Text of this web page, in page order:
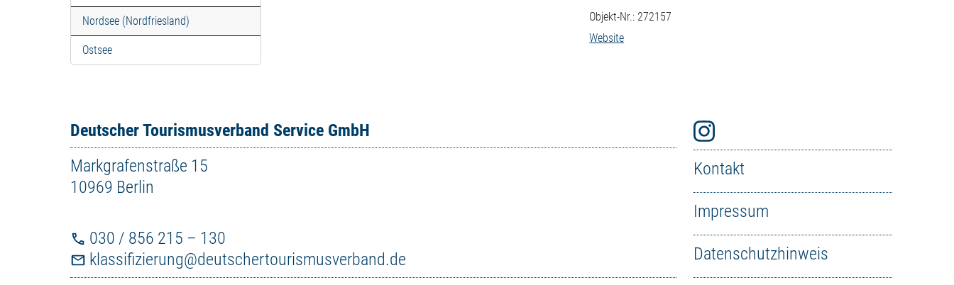
Nordsee (Nordfriesland)
Ostsee
Objekt-Nr.: 272157
Website
Deutscher Tourismusverband Service GmbH
Markgrafenstraße 15
10969 Berlin
030 / 856 215 – 130
klassifizierung@deutschertourismusverband.de
Kontakt
Impressum
Datenschutzhinweis